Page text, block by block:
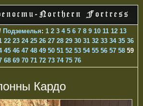
Подземелья: 1 2 3 4 5 6 7 8 9 10 11 12 13
22 23 24 25 26 27 28 29 30 31 32 33 34 35 36
45 46 47 48 49 50 51 52 53 54 55 56 57 58 59
68 69 70 71 72 73 74 75 76
Кардо